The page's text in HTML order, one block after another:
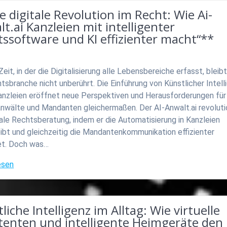
digitale Revolution im Recht: Wie Ai-
Kanzleien mit intelligenter
und KI effizienter macht“**
in der die Digitalisierung alle Lebensbereiche erfasst,
nicht unberührt. Die Einführung von Künstlicher
eröffnet neue Perspektiven und Herausforderungen für
und Mandanten gleichermaßen. Der AI-Anwalt.ai
Rechtsberatung, indem er die Automatisierung in Kanzleien
und gleichzeitig die Mandantenkommunikation effizienter
Doch was…
Intelligenz im Alltag: Wie virtuelle
und intelligente Heimgeräte den